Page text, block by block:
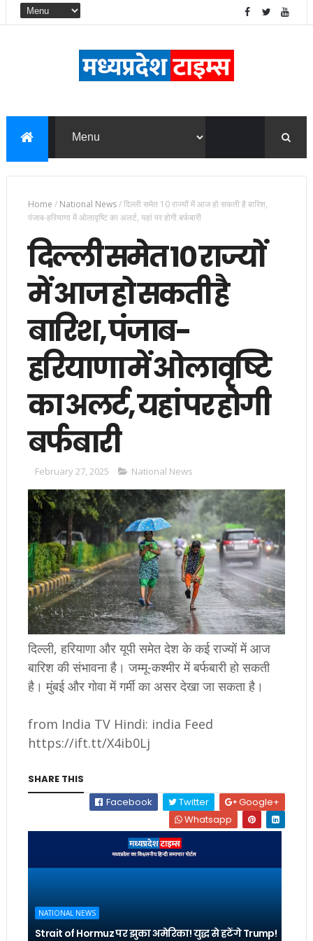
Home / National News/दिल्ली समेत 10 राज्यों में आज हो सकती है बारिश,
पंजाब-हरियाणा में ओलावृष्टि का अलर्ट, यहां पर होगी बर्फबारी
दिल्ली समेत 10 राज्यों
में आज हो सकती है
बारिश, पंजाब-
हरियाणा में ओलावृष्टि
का अलर्ट, यहां पर होगी
बर्फबारी
February 27, 2025 National News
दिल्ली, हरियाणा और यूपी समेत देश के कई राज्यों में आज
बारिश की संभावना है। जम्मू-कश्मीर में बर्फबारी हो सकती
है। मुंबई और गोवा में गर्मी का असर देखा जा सकता है।
from India TV Hindi: india Feed
https://ift.tt/X4ib0Lj
SHARE THIS
Facebook
Twitter
Google+
Whatsapp
NATIONAL NEWS
Strait of Hormuz पर झुका अमेरिका! युद्ध से हटेंगे Trump!